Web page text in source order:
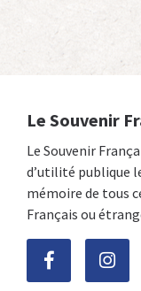
Le Souvenir
Le Souvenir
d’utilité publique
mémoire de tous
Français ou